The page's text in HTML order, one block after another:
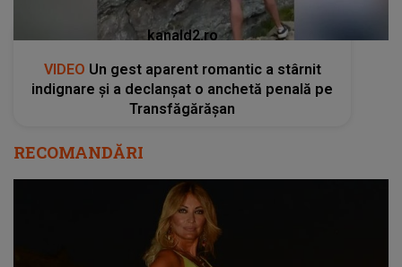
kanald2.ro
VIDEO Un gest aparent romantic a stârnit
indignare și a declanșat o anchetă penală pe
Transfăgărășan
RECOMANDĂRI